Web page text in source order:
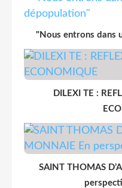
"Nous entrons dans
DILEXI TE :
SAINT THOMAS